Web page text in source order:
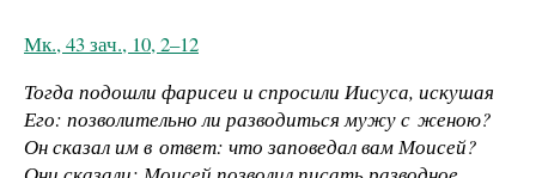
Мк., 43 зач., 10, 2–12
Тогда подошли фарисеи и спросили Иисуса, искушая
Его: позволительно ли разводиться мужу с женою?
Он сказал им в ответ: что заповедал вам Моисей?